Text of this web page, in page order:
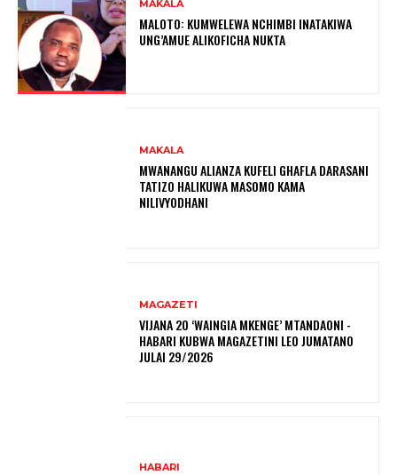
MAKALA
MALOTO: KUMWELEWA NCHIMBI INATAKIWA
UNG’AMUE ALIKOFICHA NUKTA
MAKALA
MWANANGU ALIANZA KUFELI GHAFLA DARASANI
TATIZO HALIKUWA MASOMO KAMA
NILIVYODHANI
MAGAZETI
VIJANA 20 ‘WAINGIA MKENGE’ MTANDAONI -
HABARI KUBWA MAGAZETINI LEO JUMATANO
JULAI 29/2026
HABARI